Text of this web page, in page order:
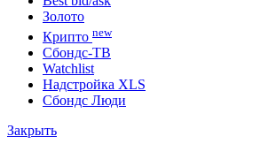
Золото
Крипто new
Сбондс-ТВ
Watchlist
Надстройка XLS
Сбондс Люди
Закрыть